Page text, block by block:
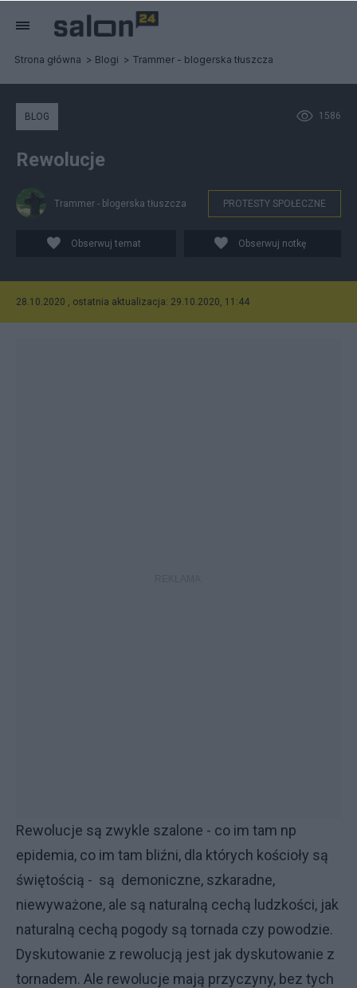
Strona główna Blogi Trammer - blogerska tłuszcza
1586
BLOG
Rewolucje
Trammer - blogerska tłuszcza PROTESTY SPOŁECZNE
Obserwuj temat Obserwuj notkę
28.10.2020 , ostatnia aktualizacja: 29.10.2020, 11:44
Rewolucje są zwykle szalone - co im tam np
epidemia, co im tam bliźni, dla których kościoły są
świętością - są demoniczne, szkaradne,
niewyważone, ale są naturalną cechą ludzkości, jak
naturalną cechą pogody są tornada czy powodzie.
Dyskutowanie z rewolucją jest jak dyskutowanie z
tornadem. Ale rewolucje mają przyczyny, bez tych